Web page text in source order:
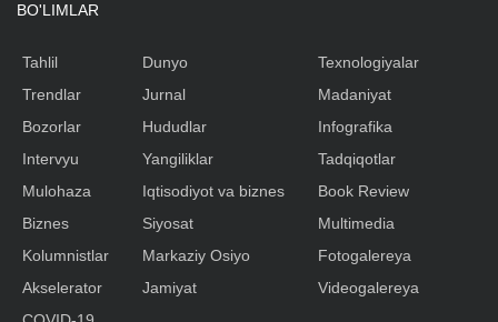
BO'LIMLAR
Tahlil
Trendlar
Bozorlar
Intervyu
Mulohaza
Biznes
Kolumnistlar
Akselerator
Dunyo
Jurnal
Hududlar
Yangiliklar
Iqtisodiyot va biznes
Siyosat
Markaziy Osiyo
Jamiyat
Texnologiyalar
Madaniyat
Infografika
Tadqiqotlar
Book Review
Multimedia
Fotogalereya
Videogalereya